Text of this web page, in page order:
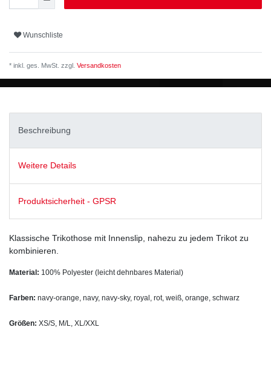
Wunschliste
* inkl. ges. MwSt. zzgl. Versandkosten
Beschreibung
Weitere Details
Produktsicherheit - GPSR
Klassische Trikothose mit Innenslip, nahezu zu jedem Trikot zu
kombinieren.
Material: 100% Polyester (leicht dehnbares Material)
Farben: navy-orange, navy, navy-sky, royal, rot, weiß, orange, schwarz
Größen: XS/S, M/L, XL/XXL